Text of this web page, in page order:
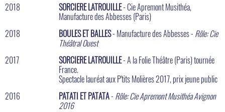
2018
SORCIERE LATROUILLE- Cie Apremont Musithéa,
Manufacture des Abbesses (Paris)
2018
BOULES ET BALLES- Manufacture des Abbesses - Rôle: Cie
Théâtral Ouest
2017
SORCIERE LATROUILLE- A la Folie Théâtre (Paris) tournée
France.
Spectacle lauréat aux P'tits Molières 2017, prix jeune public
2016
PATATI ET PATATA- Rôle: Cie Apremont Musithéa Avignon
2016